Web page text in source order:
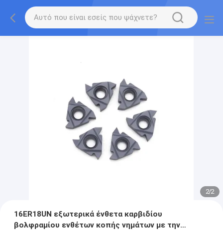
2/2
16ER18UN εξωτερικά ένθετα καρβιδίου
βολφραμίου ενθέτων κοπής νημάτων με την